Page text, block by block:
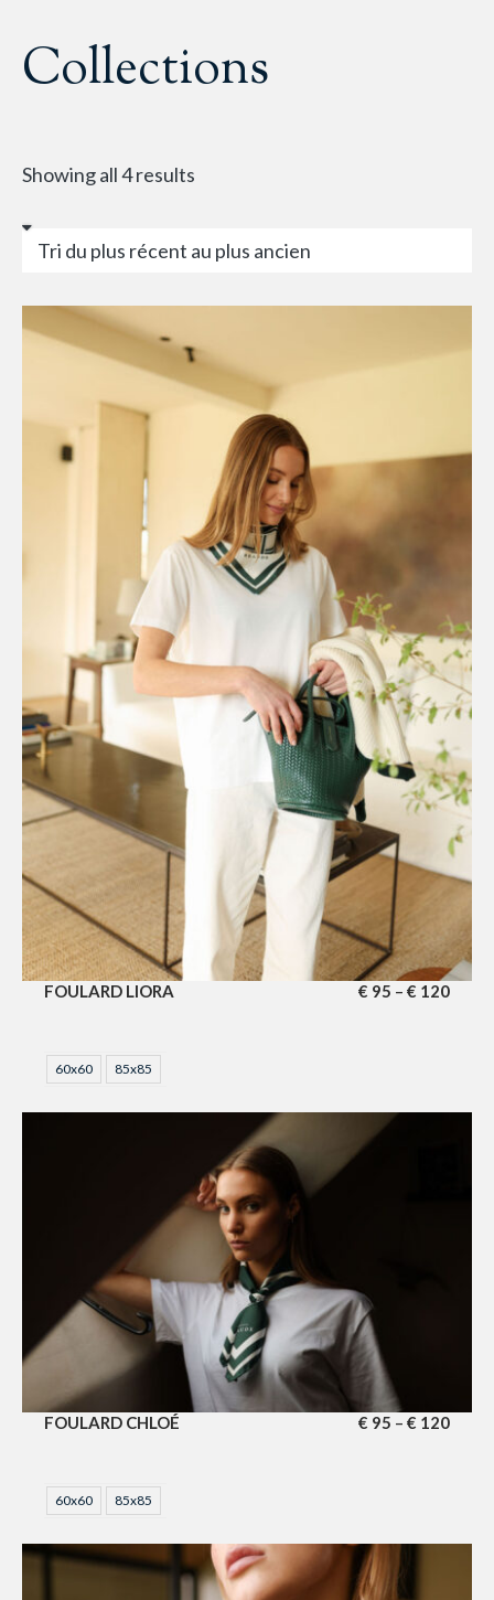
Collections
Showing all 4 results
FOULARD LIORA € 95 – € 120
60x60 85x85
FOULARD CHLOÉ € 95 – € 120
60x60 85x85